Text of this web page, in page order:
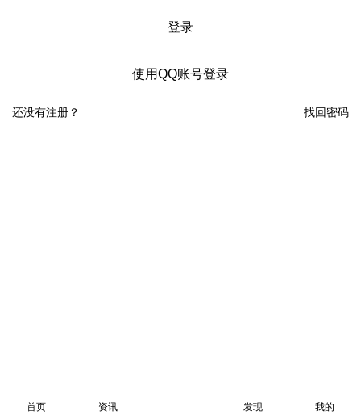
登录
使用QQ账号登录
找回密码
还没有注册？
首页 资讯 发现 我的